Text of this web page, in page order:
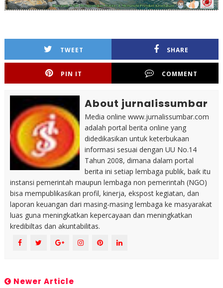
TWEET SHARE
PIN IT COMMENT
About jurnalissumbar
Media online www.jurnalissumbar.com
adalah portal berita online yang
didedikasikan untuk keterbukaan
informasi sesuai dengan UU No.14
Tahun 2008, dimana dalam portal
berita ini setiap lembaga publik, baik itu
instansi pemerintah maupun lembaga non pemerintah (NGO)
bisa mempublikasikan profil, kinerja, ekspost kegiatan, dan
laporan keuangan dari masing-masing lembaga ke masyarakat
luas guna meningkatkan kepercayaan dan meningkatkan
kredibiltas dan akuntabilitas.
Newer Article